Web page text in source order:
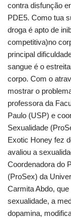
contra disfunção
PDE5. Como tua
droga é apto de
competitiva)no
principal
sangue é o
corpo. Com o
mostrar o
professora da
Paulo (USP) e
Sexualidade
Exotic Honey fez
avaliou a
Coordenadora do
(ProSex) da
Carmita Abdo,
sexualidade, a
dopamina,